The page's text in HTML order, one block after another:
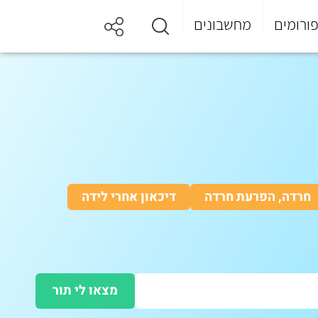
פורומים מחשבונים
חרדה, הפרעת חרדה
דיכאון אחרי לידה
מצאו לי תור